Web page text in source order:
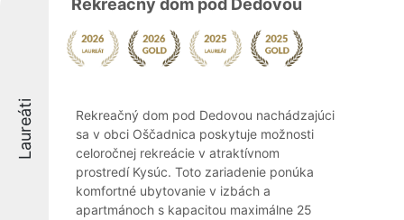
Laureáti
Rekreačný dom pod Dedovou
Rekreačný dom pod Dedovou nachádzajúci
sa v obci Oščadnica poskytuje možnosti
celoročnej rekreácie v atraktívnom
prostredí Kysúc. Toto zariadenie ponúka
komfortné ubytovanie v izbách a
apartmánoch s kapacitou maximálne 25